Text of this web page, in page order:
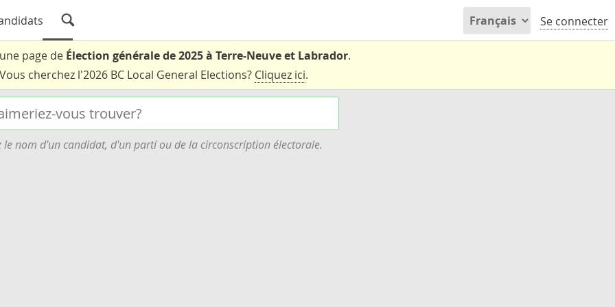
Se connecter
page de Élection générale de 2025 à Terre-Neuve et Labrador.
Vous cherchez l'2026 BC Local General Elections? Cliquez ici.
le nom d'un candidat, d'un parti ou de la circonscription électorale.